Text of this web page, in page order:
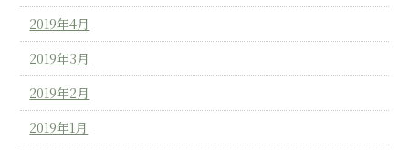
2019年4月
2019年3月
2019年2月
2019年1月